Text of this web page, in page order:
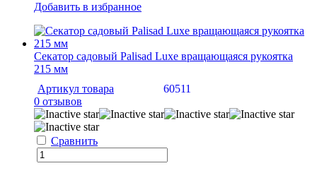
Добавить в избранное
Секатор садовый Palisad Luxe вращающаяся рукоятка
215 мм
Артикул товара
60511
0 отзывов
Сравнить